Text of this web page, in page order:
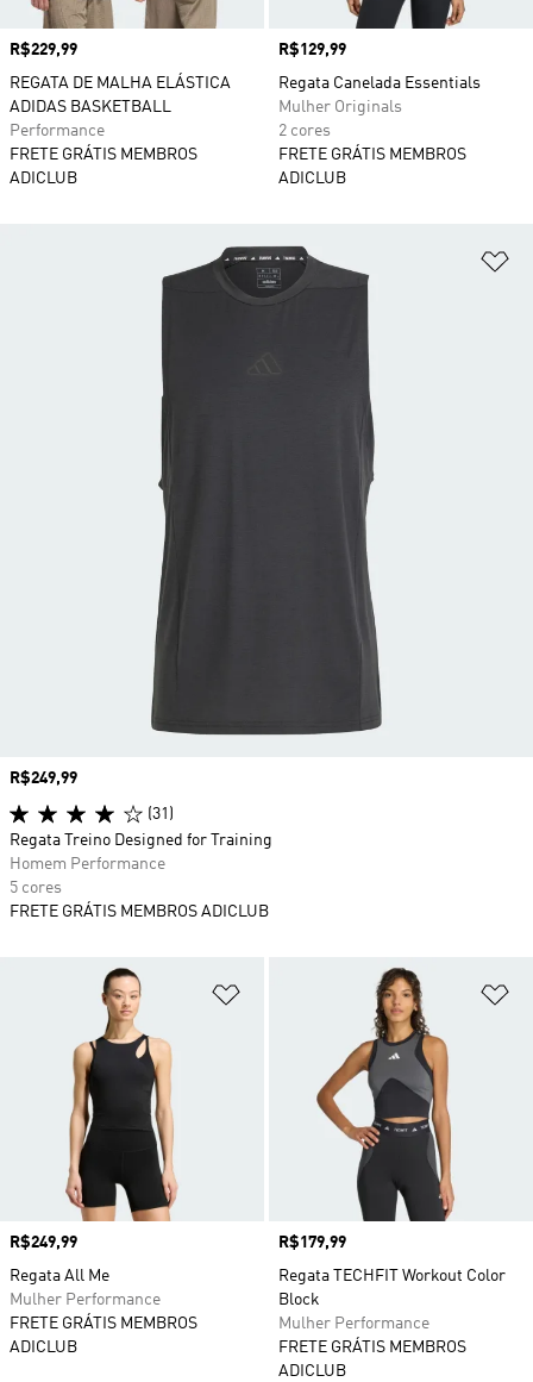
Preço
R$229,99
REGATA DE MALHA ELÁSTICA
ADIDAS BASKETBALL
Performance
FRETE GRÁTIS MEMBROS
ADICLUB
Preço
R$129,99
Regata Canelada Essentials
Mulher Originals
2 cores
FRETE GRÁTIS MEMBROS
ADICLUB
Adicionar à Lista de Desejos
Preço
R$249,99
Regata All Me
Mulher Performance
FRETE GRÁTIS MEMBROS
ADICLUB
Preço
R$179,99
Regata TECHFIT Workout Color
Block
Mulher Performance
FRETE GRÁTIS MEMBROS
ADICLUB
Preço
R$249,99
(31)
Regata Treino Designed for Training
Homem Performance
5 cores
FRETE GRÁTIS MEMBROS ADICLUB